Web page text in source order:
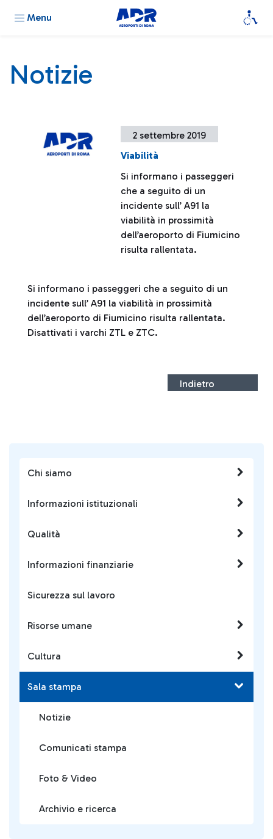
Menu
Chi siamo
Informazioni istituzionali
Qualità
Informazioni finanziarie
Sicurezza sul lavoro
Risorse umane
Cultura
Sala stampa
Notizie
Comunicati stampa
Foto & Video
Archivio e ricerca
Notizie
2 settembre 2019
Viabilità
Si informano i passeggeri
che a seguito di un
incidente sull’ A91 la
viabilità in prossimità
dell’aeroporto di Fiumicino
risulta rallentata.
Si informano i passeggeri che a seguito di un
incidente sull’ A91 la viabilità in prossimità
dell’aeroporto di Fiumicino risulta rallentata.
Disattivati i varchi ZTL e ZTC.
Indietro